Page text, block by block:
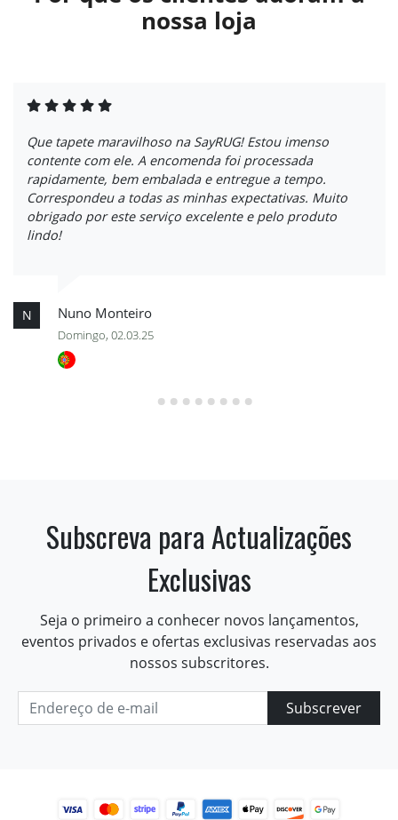
nossa loja
Que tapete maravilhoso na SayRUG! Estou imenso
contente com ele. A encomenda foi processada
rapidamente, bem embalada e entregue a tempo.
Correspondeu a todas as minhas expectativas. Muito
obrigado por este serviço excelente e pelo produto
lindo!
N Nuno Monteiro
Domingo, 02.03.25
Subscreva para Actualizações
Exclusivas
Seja o primeiro a conhecer novos lançamentos,
eventos privados e ofertas exclusivas reservadas aos
nossos subscritores.
Subscrever